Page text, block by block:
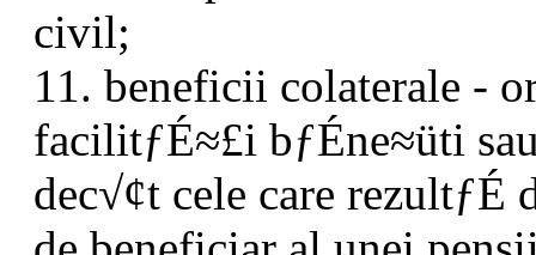
civil;
11. beneficii colaterale -
facilitƒÉ≈£i bƒÉne≈üti
dec√¢t cele care rezultƒÉ